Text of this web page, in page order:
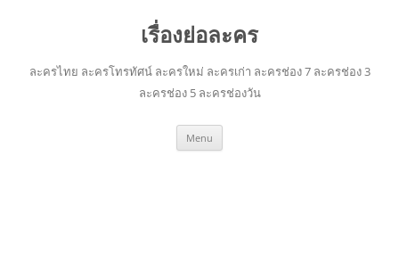
เรื่องย่อละคร
ละครไทย ละครโทรทัศน์ ละครใหม่ ละครเก่า ละครช่อง 7 ละครช่อง 3
ละครช่อง 5 ละครช่องวัน
Menu